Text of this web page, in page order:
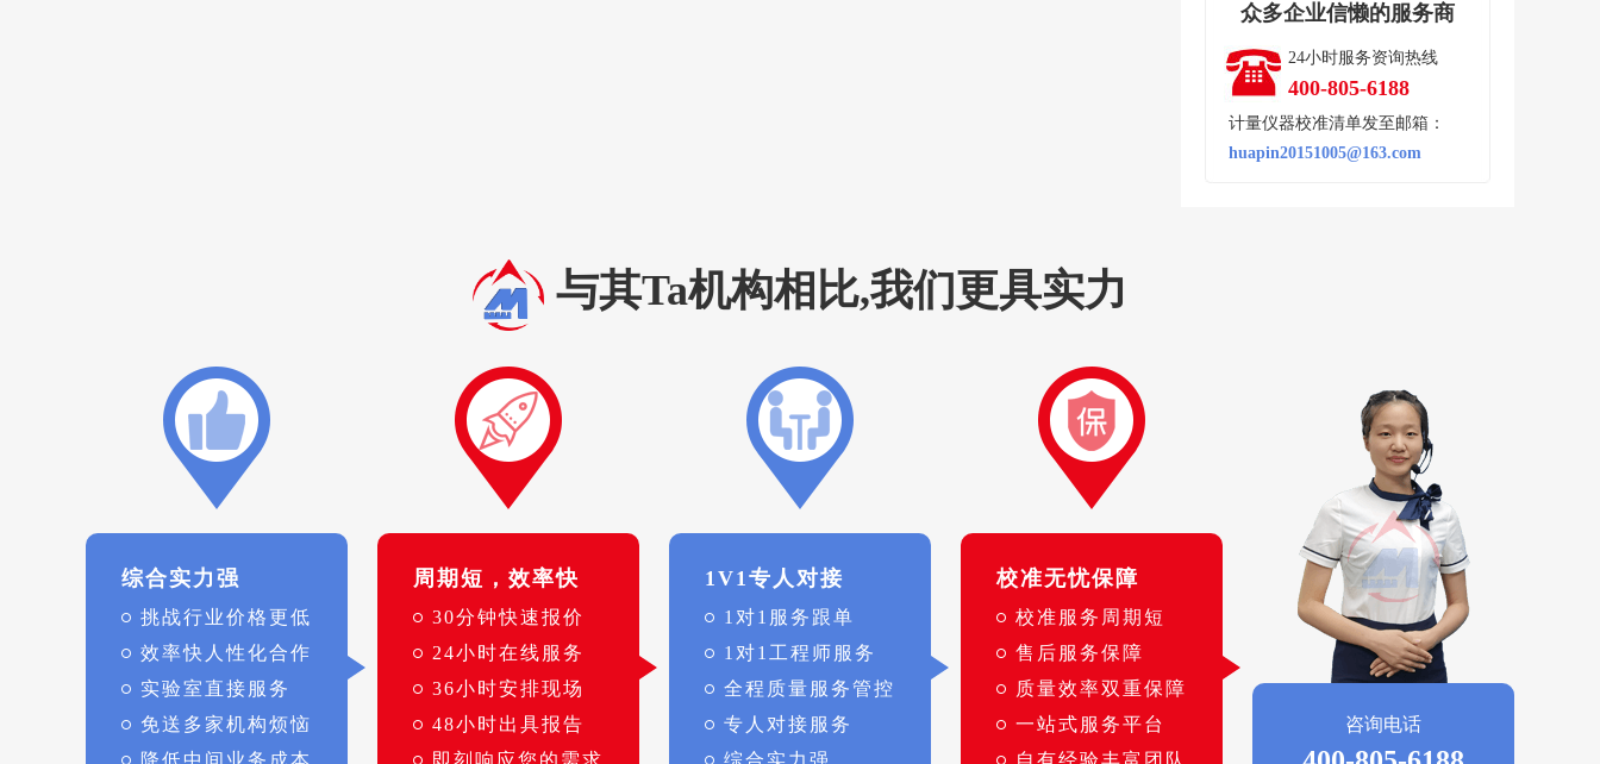
众多企业信懒的服务商
24小时服务资询热线
400-805-6188
计量仪器校准清单发至邮箱：
huapin20151005@163.com
与其Ta机构相比,我们更具实力
综合实力强
挑战行业价格更低
效率快人性化合作
实验室直接服务
免送多家机构烦恼
降低中间业务成本
周期短，效率快
30分钟快速报价
24小时在线服务
36小时安排现场
48小时出具报告
即刻响应您的需求
1V1专人对接
1对1服务跟单
1对1工程师服务
全程质量服务管控
专人对接服务
综合实力强
校准无忧保障
校准服务周期短
售后服务保障
质量效率双重保障
一站式服务平台
自有经验丰富团队
咨询电话